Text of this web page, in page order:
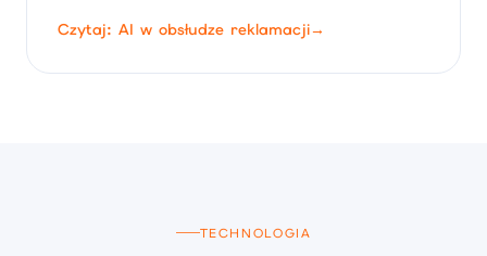
Czytaj: AI w obsłudze reklamacji→
TECHNOLOGIA